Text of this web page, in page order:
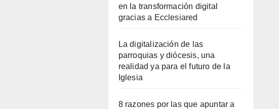
en la transformación digital
gracias a Ecclesiared
La digitalización de las
parroquias y diócesis, una
realidad ya para el futuro de la
Iglesia
8 razones por las que apuntar a